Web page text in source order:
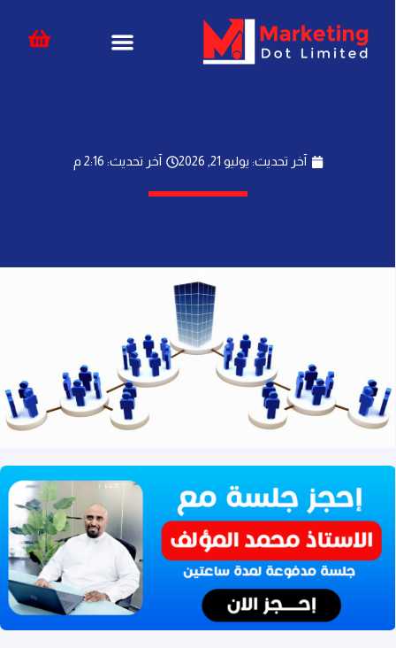
المحتوى
آخر تحديث: يوليو 21, 2026 آخر تحديث: 2:16 م